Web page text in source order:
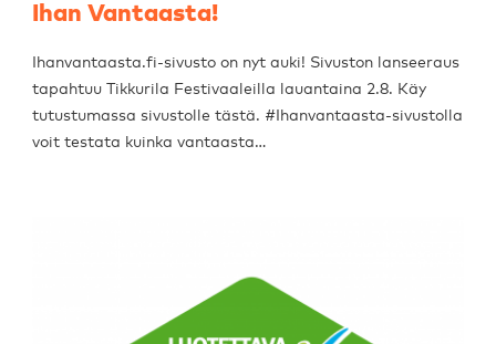
Ihan Vantaasta!
Ihanvantaasta.fi-sivusto on nyt auki! Sivuston lanseeraus
tapahtuu Tikkurila Festivaaleilla lauantaina 2.8. Käy
tutustumassa sivustolle tästä. #Ihanvantaasta-sivustolla
voit testata kuinka vantaasta…